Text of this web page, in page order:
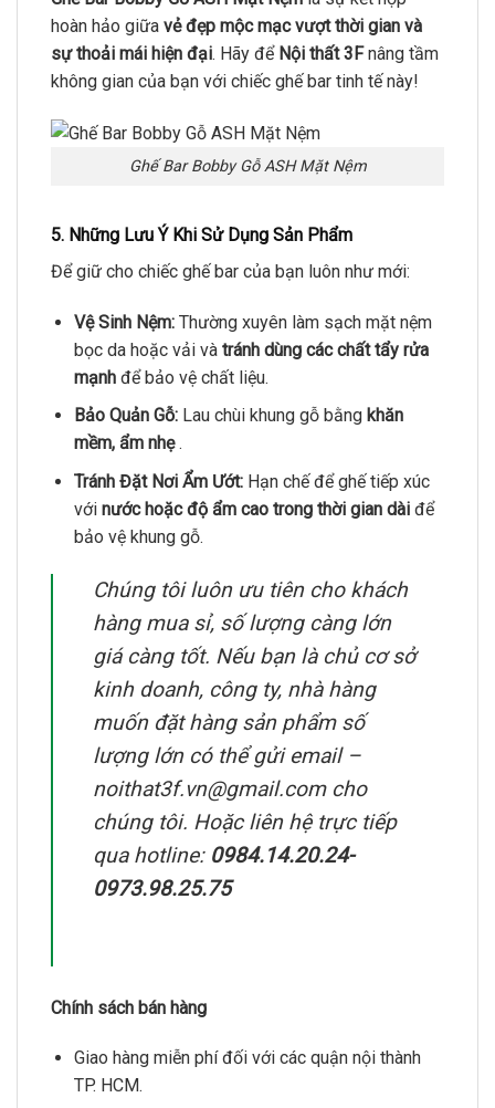
hoàn hảo giữa vẻ đẹp mộc mạc vượt thời gian và
sự thoải mái hiện đại. Hãy để Nội thất 3Fnâng tầm
không gian của bạn với chiếc ghế bar tinh tế này!
Ghế Bar Bobby Gỗ ASH Mặt Nệm
5. Những Lưu Ý Khi Sử Dụng Sản Phẩm
Để giữ cho chiếc ghế bar của bạn luôn như mới:
Vệ Sinh Nệm:Thường xuyên làm sạch mặt nệm
bọc da hoặc vải và tránh dùng các chất tẩy rửa
mạnhđể bảo vệ chất liệu.
Bảo Quản Gỗ:Lau chùi khung gỗ bằng khăn
mềm, ẩm nhẹ.
Tránh Đặt Nơi Ẩm Ướt:Hạn chế để ghế tiếp xúc
với nước hoặc độ ẩm cao trong thời gian dàiđể
bảo vệ khung gỗ.
Chúng tôi luôn ưu tiên cho khách
hàng mua sỉ, số lượng càng lớn
giá càng tốt. Nếu bạn là chủ cơ sở
kinh doanh, công ty, nhà hàng
muốn đặt hàng sản phẩm số
lượng lớn có thể gửi email –
noithat3f.vn@gmail.com cho
chúng tôi. Hoặc liên hệ trực tiếp
qua hotline: 0984.14.20.24-
0973.98.25.75
Chính sách bán hàng
Giao hàng miễn phí đối với các quận nội thành
TP. HCM.